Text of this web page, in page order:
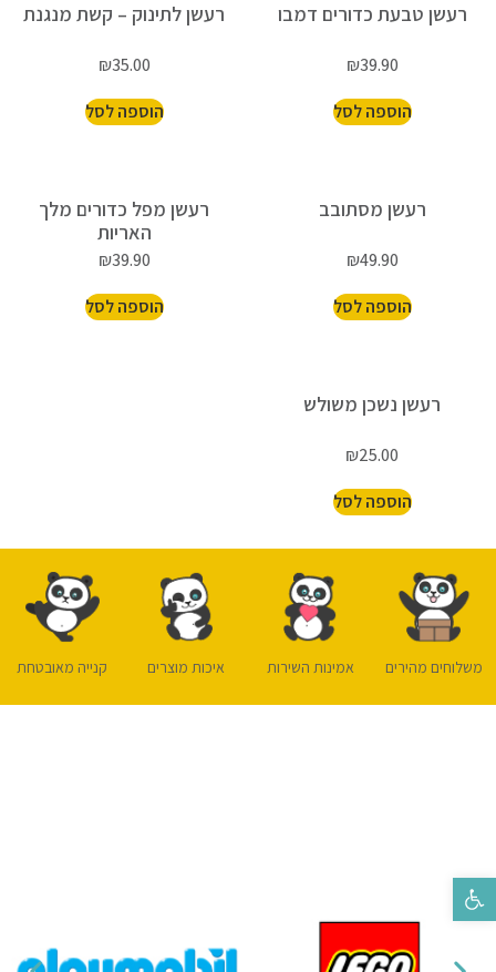
פתח סרגל נגישות
רעשן טבעת כדורים דמבו
₪39.90
הוספה לסל
רעשן לתינוק – קשת מנגנת
₪35.00
הוספה לסל
רעשן מסתובב
₪49.90
הוספה לסל
רעשן מפל כדורים מלך
האריות
₪39.90
הוספה לסל
רעשן נשכן משולש
₪25.00
הוספה לסל
משלוחים מהירים אמינות השירות איכות מוצרים קנייה מאובטחת